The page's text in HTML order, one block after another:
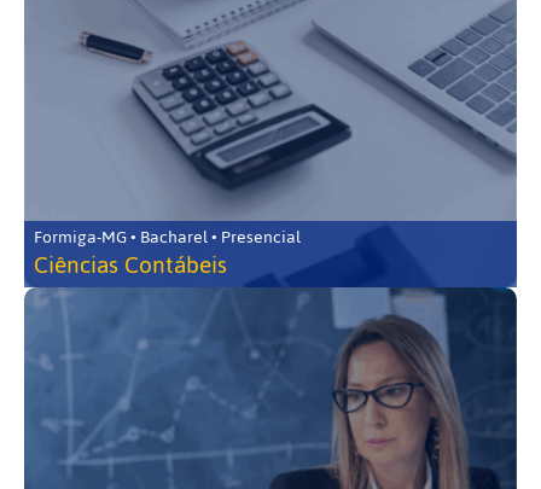
Formiga-MG • Bacharel • Presencial
Ciências Contábeis